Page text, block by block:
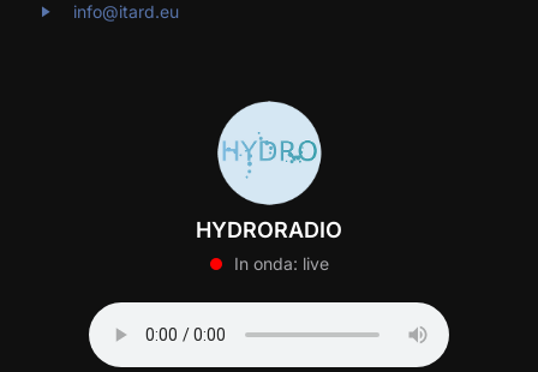
info@itard.eu
HYDRORADIO
In onda: live